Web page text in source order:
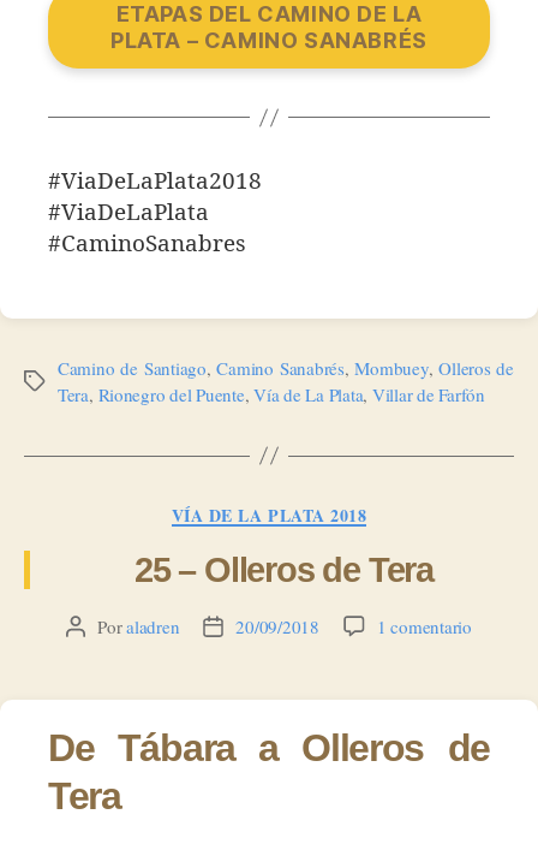
ETAPAS DEL CAMINO DE LA
PLATA – CAMINO SANABRÉS
#ViaDeLaPlata2018
#ViaDeLaPlata
#CaminoSanabres
Etiquetas
Camino de Santiago,Camino Sanabrés,Mombuey,Olleros de
Tera, Rionegro del Puente,Vía de La Plata, Villar de Farfón
Categorías
VÍA DE LA PLATA 2018
25 – Olleros de Tera
Autor
entrada
Poraladren
Fecha
entrada
20/09/2018 1 comentarioen
Olleros
Tera
De Tábara a Olleros de
Tera